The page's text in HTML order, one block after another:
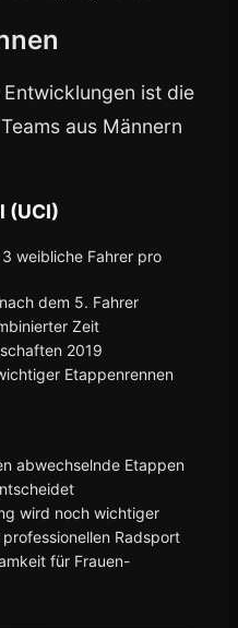
ist die
aus Männern
(UCI)
weibliche Fahrer pro
dem 5. Fahrer
Zeit
2019
Etappenrennen
abwechselnde Etappen
wird noch wichtiger
Radsport
für Frauen-